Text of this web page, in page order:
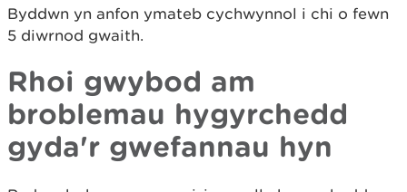
Byddwn yn anfon ymateb cychwynnol i chi o fewn
5 diwrnod gwaith.
Rhoi gwybod am
broblemau hygyrchedd
gyda'r gwefannau hyn